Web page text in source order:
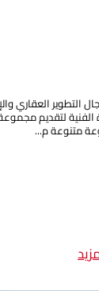
التطوير العقاري
الفنية لتقديم
متنوعة م...